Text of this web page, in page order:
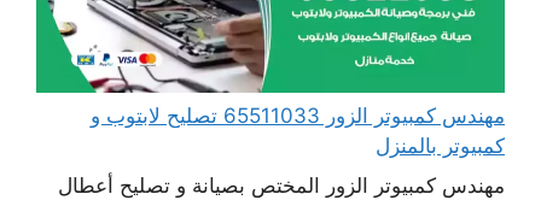
مهندس كمبيوتر الزور 65511033 تصليح لابتوب و
كمبيوتر بالمنزل
مهندس كمبيوتر الزور المختص بصيانة و تصليح أعطال